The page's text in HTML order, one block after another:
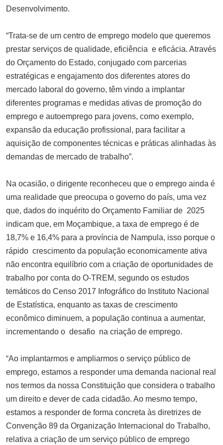
Desenvolvimento.
“Trata-se de um centro de emprego modelo que queremos
prestar serviços de qualidade, eficiência e eficácia. Através
do Orçamento do Estado, conjugado com parcerias
estratégicas e engajamento dos diferentes atores do
mercado laboral do governo, têm vindo a implantar
diferentes programas e medidas ativas de promoção do
emprego e autoemprego para jovens, como exemplo,
expansão da educação profissional, para facilitar a
aquisição de componentes técnicas e práticas alinhadas às
demandas de mercado de trabalho”.
Na ocasião, o dirigente reconheceu que o emprego ainda é
uma realidade que preocupa o governo do país, uma vez
que, dados do inquérito do Orçamento Familiar de 2025
indicam que, em Moçambique, a taxa de emprego é de
18,7% e 16,4% para a província de Nampula, isso porque o
rápido crescimento da população economicamente ativa
não encontra equilíbrio com a criação de oportunidades de
trabalho por conta do O-TREM, segundo os estudos
temáticos do Censo 2017 Infográfico do Instituto Nacional
de Estatística, enquanto as taxas de crescimento
econômico diminuem, a população continua a aumentar,
incrementando o desafio na criação de emprego.
“Ao implantarmos e ampliarmos o serviço público de
emprego, estamos a responder uma demanda nacional real
nos termos da nossa Constituição que considera o trabalho
um direito e dever de cada cidadão. Ao mesmo tempo,
estamos a responder de forma concreta às diretrizes de
Convenção 89 da Organização Internacional do Trabalho,
relativa a criação de um serviço público de emprego